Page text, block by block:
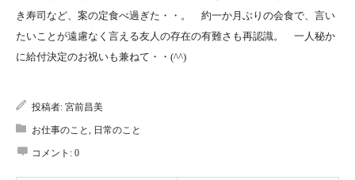
き寿司など、案の定食べ過ぎた・・。 約一か月ぶりの会食で、言い
たいことが遠慮なく言える友人の存在の有難さも再認識。 一人秘か
に給付決定のお祝いも兼ねて・・(^^)
投稿者: 宮前昌美
お仕事のこと 日常のこと
コメント: 0